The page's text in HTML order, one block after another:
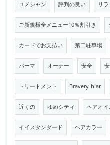
ユメシャン 評判の良い リ
ご新規様全メニュー10％割引き
カードでお支払い 第二駐車場
パーマ オーナー 安全
トリートメント Bravery-hiar
近くの ゆめシティ ヘアオ
イイスタンダード ヘアカラー